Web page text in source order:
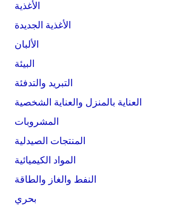
الأغذية
الأغذية الجديدة
الألبان
البيئة
التبريد والتدفئة
العناية بالمنزل والعناية الشخصية
المشروبات
المنتجات الصيدلية
المواد الكيميائية
النفط والغاز والطاقة
بحري